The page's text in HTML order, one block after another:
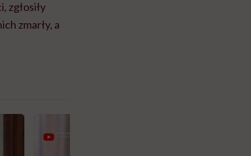
zgłosiły
zmarły, a